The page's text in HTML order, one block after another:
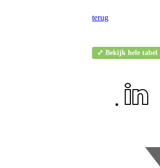
terug
⤢ Bekijk hele tabel